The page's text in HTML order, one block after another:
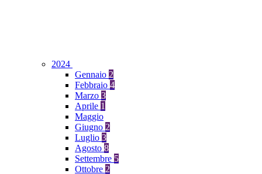
2024
Gennaio 2
Febbraio 4
Marzo 3
Aprile 1
Maggio
Giugno 2
Luglio 3
Agosto 8
Settembre 5
Ottobre 2